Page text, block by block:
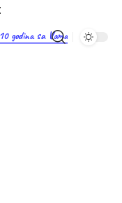
10 godina sa Vama